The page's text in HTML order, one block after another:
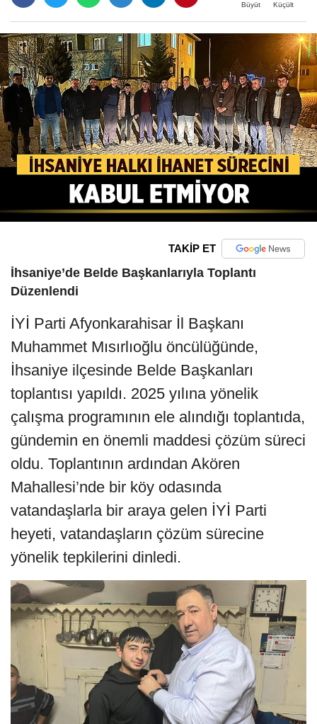
Büyüt Küçült
TAKİP ET
İhsaniye’de Belde Başkanlarıyla Toplantı
Düzenlendi
İYİ Parti Afyonkarahisar İl Başkanı
Muhammet Mısırlıoğlu öncülüğünde,
İhsaniye ilçesinde Belde Başkanları
toplantısı yapıldı. 2025 yılına yönelik
çalışma programının ele alındığı toplantıda,
gündemin en önemli maddesi çözüm süreci
oldu. Toplantının ardından Akören
Mahallesi’nde bir köy odasında
vatandaşlarla bir araya gelen İYİ Parti
heyeti, vatandaşların çözüm sürecine
yönelik tepkilerini dinledi.